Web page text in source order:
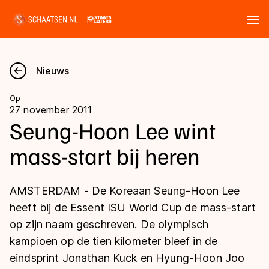
Nieuws
Kalender
Disciplines
Langebaan
Shorttrack
Inlineskaten
Uitslagen
Langebaan
Shorttrack
Marathon
Tijden & historie
Ranglijsten Langebaan
Nieuws
Op
27 november 2011
Seung-Hoon Lee wint
mass-start bij heren
AMSTERDAM - De Koreaan Seung-Hoon Lee
heeft bij de Essent ISU World Cup de mass-start
op zijn naam geschreven. De olympisch
kampioen op de tien kilometer bleef in de
eindsprint Jonathan Kuck en Hyung-Hoon Joo